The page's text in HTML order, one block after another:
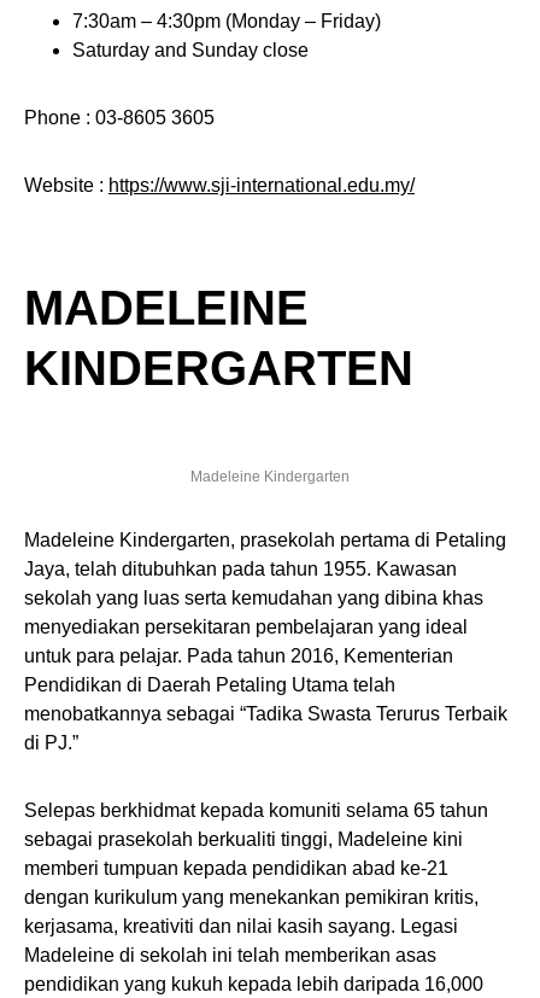
7:30am – 4:30pm (Monday – Friday)
Saturday and Sunday close
Phone : 03-8605 3605
Website : https://www.sji-international.edu.my/
MADELEINE
KINDERGARTEN
Madeleine Kindergarten
Madeleine Kindergarten, prasekolah pertama di Petaling
Jaya, telah ditubuhkan pada tahun 1955. Kawasan
sekolah yang luas serta kemudahan yang dibina khas
menyediakan persekitaran pembelajaran yang ideal
untuk para pelajar. Pada tahun 2016, Kementerian
Pendidikan di Daerah Petaling Utama telah
menobatkannya sebagai “Tadika Swasta Terurus Terbaik
di PJ.”
Selepas berkhidmat kepada komuniti selama 65 tahun
sebagai prasekolah berkualiti tinggi, Madeleine kini
memberi tumpuan kepada pendidikan abad ke-21
dengan kurikulum yang menekankan pemikiran kritis,
kerjasama, kreativiti dan nilai kasih sayang. Legasi
Madeleine di sekolah ini telah memberikan asas
pendidikan yang kukuh kepada lebih daripada 16,000